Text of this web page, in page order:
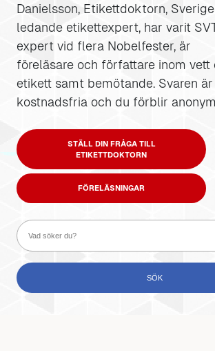
Danielsson, Etikettdoktorn,
ledande etikettexpert, har varit
expert vid flera Nobelfester, är
föreläsare och författare inom vett
etikett samt bemötande. Svaren är
kostnadsfria och du förblir anonym
STÄLL DIN FRÅGA TILL
ETIKETTDOKTORN
FÖRELÄSNINGAR